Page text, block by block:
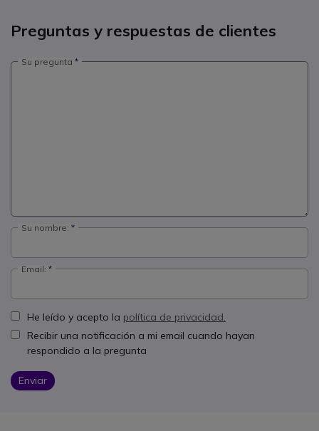
Preguntas y respuestas de clientes
Su pregunta
Su nombre:
Email:
He leído y acepto la política de privacidad.
Recibir una notificación a mi email cuando hayan
respondido a la pregunta
Enviar